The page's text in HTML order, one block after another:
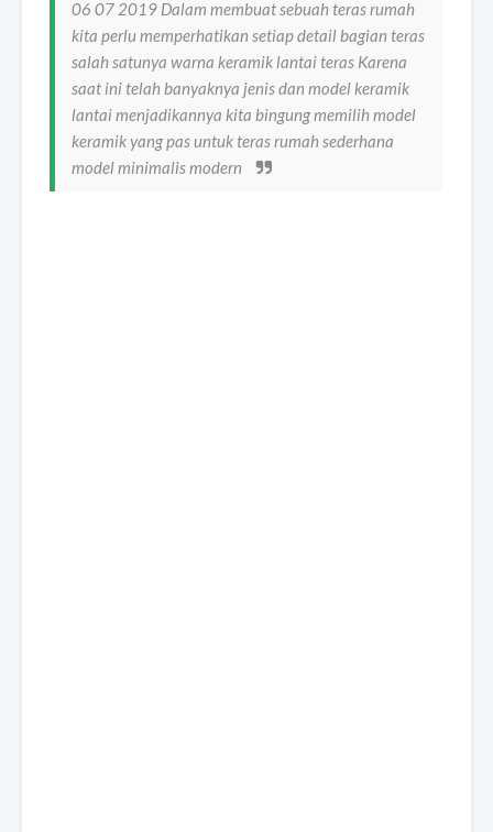
06 07 2019 Dalam membuat sebuah teras rumah
kita perlu memperhatikan setiap detail bagian teras
salah satunya warna keramik lantai teras Karena
saat ini telah banyaknya jenis dan model keramik
lantai menjadikannya kita bingung memilih model
keramik yang pas untuk teras rumah sederhana
model minimalis modern